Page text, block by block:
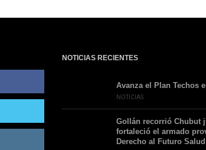
NOTICIAS RECIENTES
Avanza el Plan Techos
NOTICIAS
Gollán recorrió Chubut
fortaleció el armado
Derecho al Futuro Salud